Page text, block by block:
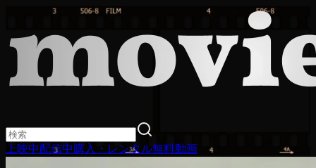
上映中配信中購入・レンタル無料動画